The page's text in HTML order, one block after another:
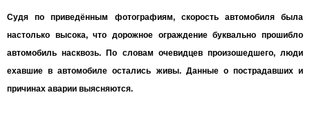
Судя по приведённым фотографиям, скорость автомобиля была
настолько высока, что дорожное ограждение буквально прошибло
автомобиль насквозь. По словам очевидцев произошедшего, люди
ехавшие в автомобиле остались живы. Данные о пострадавших и
причинах аварии выясняются.